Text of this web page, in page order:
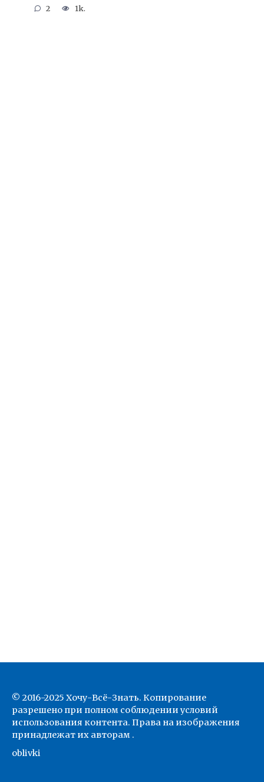
2 1k.
© 2016-2025 Хочу-Всё-Знать. Копирование
разрешено при полном соблюдении условий
использования контента. Права на изображения
принадлежат их авторам .
oblivki